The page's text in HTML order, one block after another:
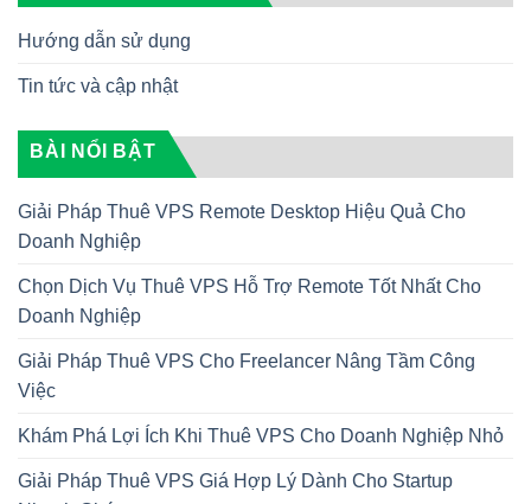
Hướng dẫn sử dụng
Tin tức và cập nhật
BÀI NỔI BẬT
Giải Pháp Thuê VPS Remote Desktop Hiệu Quả Cho
Doanh Nghiệp
Chọn Dịch Vụ Thuê VPS Hỗ Trợ Remote Tốt Nhất Cho
Doanh Nghiệp
Giải Pháp Thuê VPS Cho Freelancer Nâng Tầm Công
Việc
Khám Phá Lợi Ích Khi Thuê VPS Cho Doanh Nghiệp Nhỏ
Giải Pháp Thuê VPS Giá Hợp Lý Dành Cho Startup